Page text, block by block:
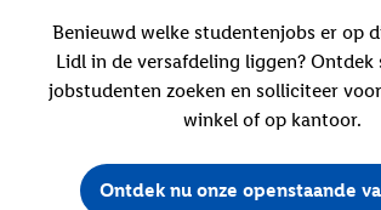
Benieuwd welke studentenjobs er op
Lidl in de versafdeling liggen? Ontdek
jobstudenten zoeken en solliciteer
winkel of op kantoor.
Ontdek nu onze openstaande